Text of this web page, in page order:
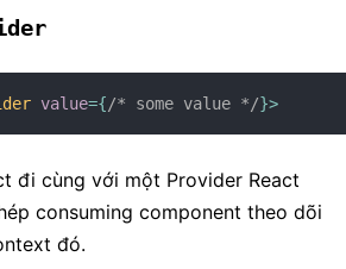
value={/* some value */}>
đi cùng với một Provider React
consuming component theo dõi
đó.